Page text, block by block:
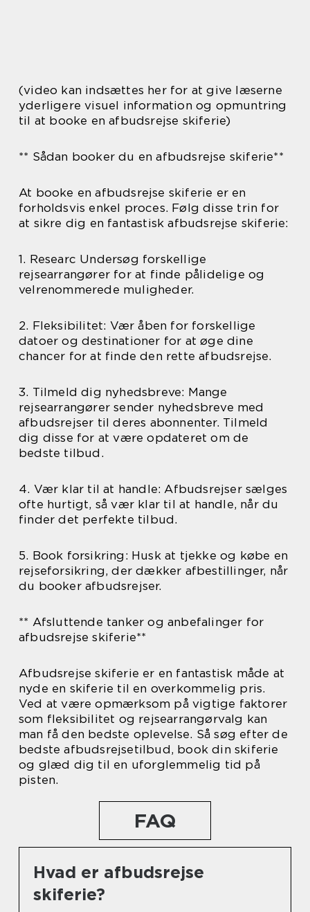
(video kan indsættes her for at give læserne
yderligere visuel information og opmuntring
til at booke en afbudsrejse skiferie)
** Sådan booker du en afbudsrejse skiferie**
At booke en afbudsrejse skiferie er en
forholdsvis enkel proces. Følg disse trin for
at sikre dig en fantastisk afbudsrejse skiferie:
1. Researc Undersøg forskellige
rejsearrangører for at finde pålidelige og
velrenommerede muligheder.
2. Fleksibilitet: Vær åben for forskellige
datoer og destinationer for at øge dine
chancer for at finde den rette afbudsrejse.
3. Tilmeld dig nyhedsbreve: Mange
rejsearrangører sender nyhedsbreve med
afbudsrejser til deres abonnenter. Tilmeld
dig disse for at være opdateret om de
bedste tilbud.
4. Vær klar til at handle: Afbudsrejser sælges
ofte hurtigt, så vær klar til at handle, når du
finder det perfekte tilbud.
5. Book forsikring: Husk at tjekke og købe en
rejseforsikring, der dækker afbestillinger, når
du booker afbudsrejser.
** Afsluttende tanker og anbefalinger for
afbudsrejse skiferie**
Afbudsrejse skiferie er en fantastisk måde at
nyde en skiferie til en overkommelig pris.
Ved at være opmærksom på vigtige faktorer
som fleksibilitet og rejsearrangørvalg kan
man få den bedste oplevelse. Så søg efter de
bedste afbudsrejsetilbud, book din skiferie
og glæd dig til en uforglemmelig tid på
pisten.
FAQ
Hvad er afbudsrejse
skiferie?